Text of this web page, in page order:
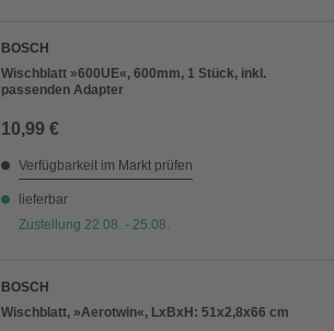
BOSCH
Wischblatt »600UE«, 600mm, 1 Stück, inkl.
passenden Adapter
10,99 €
Verfügbarkeit im Markt prüfen
lieferbar
Zustellung 22.08. - 25.08.
BOSCH
Wischblatt, »Aerotwin«, LxBxH: 51x2,8x66 cm